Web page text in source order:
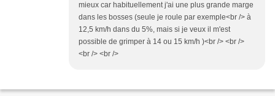
mieux car habituellement j'ai une plus grande marge
dans les bosses (seule je roule par exemple<br /> à
12,5 km/h dans du 5%, mais si je veux il m'est
possible de grimper à 14 ou 15 km/h )<br /> <br />
<br /> <br />